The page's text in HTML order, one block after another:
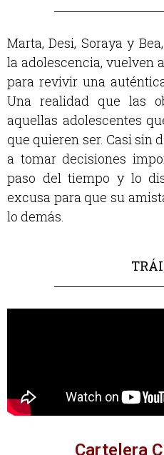
Marta, Desi, Soraya y
la adolescencia, vuelven
para revivir una
Una realidad que las
aquellas adolescentes
que quieren ser. Casi sin
a tomar decisiones
paso del tiempo y lo
excusa para que su
lo demás.
Cartelera